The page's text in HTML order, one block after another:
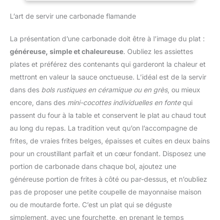
uniformément sur le
de conserver les aliments
avec un taux d'humidité
adéquat, un meilleur
goût et un mode de vie
multifonctionnelle :
Topbooc cocotte en
fonte convient aux
cuisinières à gaz,
vitrocéramiques et à
induction (elle ne
convient pas aux fours à
micro-ondes). Une seule
frire un steak, préparer
une soupe, griller du
pain, etc. Il s'agit
céramique à l'intérieur
facile, tandis que le
design compatible lave-
offre une praticité ultime
RÉSULTATS
SAVOUREUX: le
couvercle de
des aliments tendres,
moelleux et juteux,
tandis que la base
épaisse assure une
cuisson uniforme
POLYVALENCE:
ustensile parfait pour
réaliser une multitude de
recettes, telles que des
ragoûts, des plats rôtis,
L’art de servir une carbonade flamande
La présentation d’une carbonade doit être à l’image du plat :
généreuse, simple et chaleureuse. Oubliez les assiettes
plates et préférez des contenants qui garderont la chaleur et
mettront en valeur la sauce onctueuse. L’idéal est de la servir
dans des bols rustiques en céramique ou en grès, ou mieux
encore, dans des mini-cocottes individuelles en fontequi
passent du four à la table et conservent le plat au chaud tout
au long du repas. La tradition veut qu’on l’accompagne de
frites, de vraies frites belges, épaisses et cuites en deux bains
pour un croustillant parfait et un cœur fondant. Disposez une
portion de carbonade dans chaque bol, ajoutez une
généreuse portion de frites à côté ou par-dessus, et n’oubliez
pas de proposer une petite coupelle de mayonnaise maison
ou de moutarde forte. C’est un plat qui se déguste
simplement, avec une fourchette, en prenant le temps